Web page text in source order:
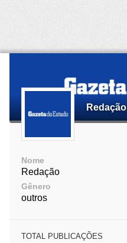
Redação
Nome
Redação
Gênero
outros
TOTAL PUBLICAÇÕES